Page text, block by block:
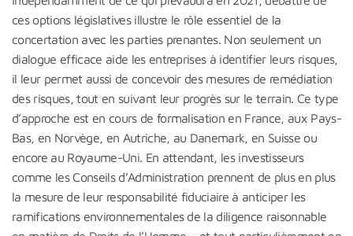
ces options législatives illustre le rôle essentiel de la
concertation avec les parties prenantes. Non seulement un
dialogue efficace aide les entreprises à identifier leurs risques,
il leur permet aussi de concevoir des mesures de remédiation
des risques, tout en suivant leur progrès sur le terrain. Ce type
d’approche est en cours de formalisation en France, aux Pays-
Bas, en Norvège, en Autriche, au Danemark, en Suisse ou
encore au Royaume-Uni. En attendant, les investisseurs
comme les Conseils d’Administration prennent de plus en plus
la mesure de leur responsabilité fiduciaire à anticiper les
ramifications environnementales de la diligence raisonnable